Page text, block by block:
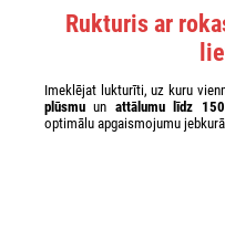
Rukturis ar
Imeklējat lukturīti, uz kuru
plūsmu un attālumu līdz
optimālu apgaismojumu